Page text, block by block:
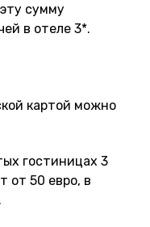
сумму
в отеле 3*.
картой можно
гостиницах 3
от 50 евро, в